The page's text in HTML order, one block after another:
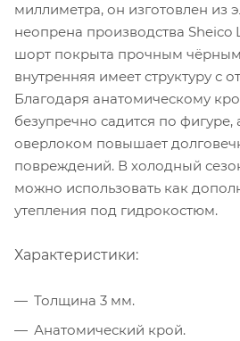
миллиметра, он изготовлен из
неопрена производства Sheico
шорт покрыта прочным
внутренняя имеет структуру с
Благодаря анатомическому
безупречно садится по фигуре,
оверлоком повышает
повреждений. В холодный
можно использовать как
утепления под гидрокостюм.
Характеристики:
Толщина 3 мм.
Анатомический крой.